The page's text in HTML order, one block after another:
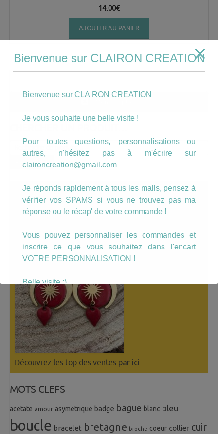
14.00€
AJOUTER AU PANIER
Recherche
pour :
Recherche
A LÀ UNE
Découvrez les top des ventes par ici
MOTS CLEFS
acetate amour asymetrique badge bague blanc bleu
boucle bracelet bretagne broche coeur collier cuir
Bienvenue sur CLAIRON CREATION
Bienvenue sur CLAIRON CREATION
Je vous souhaite une belle visite !
Pour toutes questions, personnalisations ou
autres, n'hésitez pas à m'écrire sur
claironcreation@gmail.com
Je réponds rapidement à tous les mails, pensez à
vérifier vos SPAMS si vous ne trouvez pas ma
réponse ou le récap' de votre commande !
Vous pouvez personnaliser les commandes et
inscrire ce que vous souhaitez dans l'encart
VOTRE PERSONNALISATION !
Belle visite :)